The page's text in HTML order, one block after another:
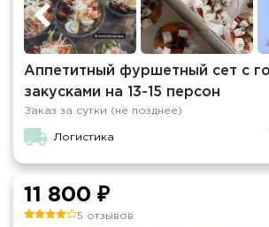
Аппетитный фуршетный сет с
закусками на 13-15 персон
Заказ за сутки (не позднее)
Логистика
11 800 ₽
5 отзывов